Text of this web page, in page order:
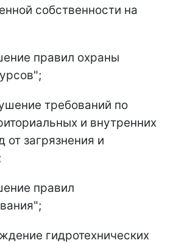
собственности на
правил охраны
требований по
и внутренних
от загрязнения и
правил
гидротехнических